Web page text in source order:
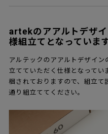
artekのアアルトデザ
様組立てとなっています
アルテックのアアルトデザイン
立てていただく仕様となってい
梱されておりますので、組立て
通り組立ててください。